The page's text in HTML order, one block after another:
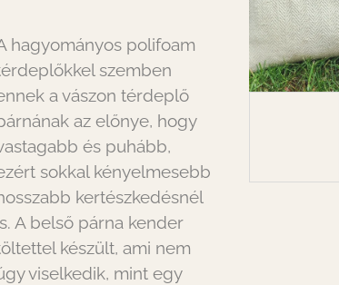
hagyományos polifoam
szemben
a vászon térdeplő
az előnye, hogy
és puhább,
sokkal kényelmesebb
kertészkedésnél
A belső párna kender
készült, ami nem
viselkedik, mint egy